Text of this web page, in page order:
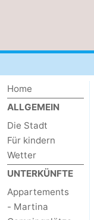
Schwimmbader
-
Radfahren
-
Wandern
-
Reiten
-
Golfplatze
-
Home
ALLGEMEIN
Die Stadt
Für kindern
Wetter
UNTERKÜNFTE
Appartements
- Martina